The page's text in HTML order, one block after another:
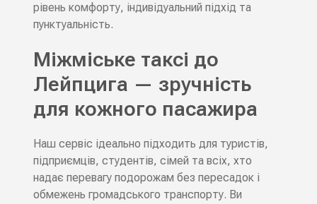
рівень комфорту, індивідуальний підхід та
пунктуальність.
Міжміське таксі до
Лейпцига — зручність
для кожного пасажира
Наш сервіс ідеально підходить для туристів,
підприємців, студентів, сімей та всіх, хто
надає перевагу подорожам без пересадок і
обмежень громадського транспорту. Ви